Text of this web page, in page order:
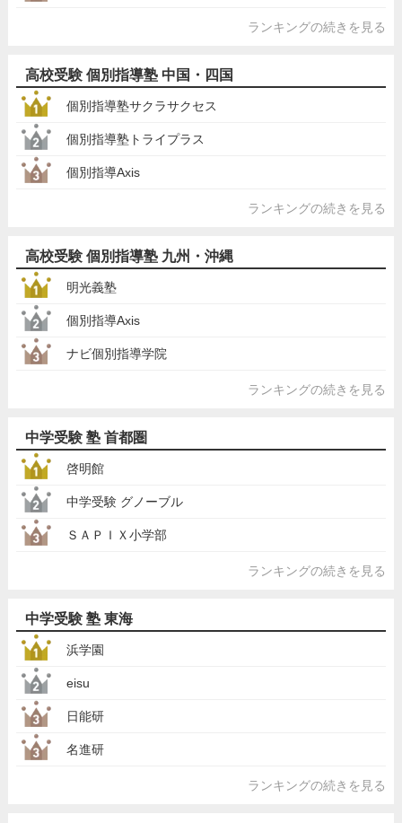
ランキングの続きを見る
高校受験 個別指導塾 中国・四国
個別指導塾サクラサクセス
個別指導塾トライプラス
個別指導Axis
ランキングの続きを見る
高校受験 個別指導塾 九州・沖縄
明光義塾
個別指導Axis
ナビ個別指導学院
ランキングの続きを見る
中学受験 塾 首都圏
啓明館
中学受験 グノーブル
ＳＡＰＩＸ小学部
ランキングの続きを見る
中学受験 塾 東海
浜学園
eisu
日能研
名進研
ランキングの続きを見る